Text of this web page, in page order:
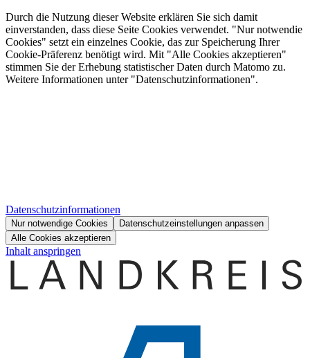
Durch die Nutzung dieser Website erklären Sie sich damit
einverstanden, dass diese Seite Cookies verwendet. "Nur notwendie
Cookies" setzt ein einzelnes Cookie, das zur Speicherung Ihrer
Cookie-Präferenz benötigt wird. Mit "Alle Cookies akzeptieren"
stimmen Sie der Erhebung statistischer Daten durch Matomo zu.
Weitere Informationen unter "Datenschutzinformationen".
Datenschutzinformationen
Nur notwendige Cookies
Datenschutzeinstellungen anpassen
Alle Cookies akzeptieren
Inhalt anspringen